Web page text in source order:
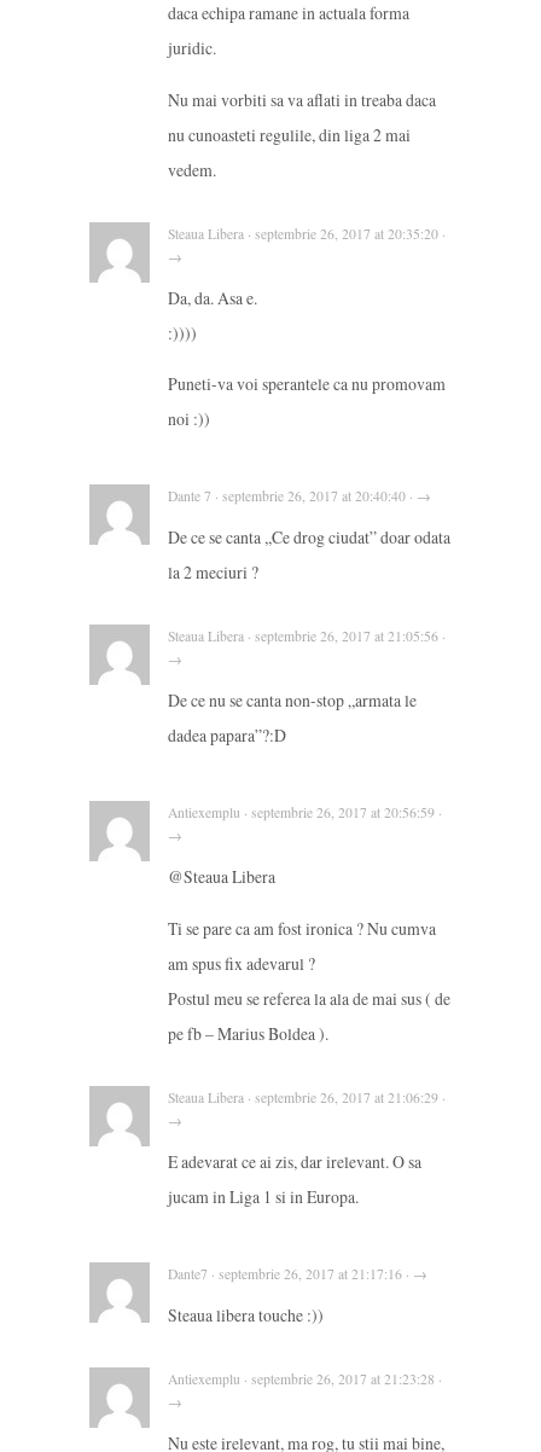
daca echipa ramane in actuala forma
juridic.
Nu mai vorbiti sa va aflati in treaba daca
nu cunoasteti regulile, din liga 2 mai
vedem.
Steaua Libera · septembrie 26, 2017 at 20:35:20 ·
→
Da, da. Asa e.
:))))
Puneti-va voi sperantele ca nu promovam
noi :))
Dante 7 · septembrie 26, 2017 at 20:40:40 · →
De ce se canta ,,Ce drog ciudat” doar odata
la 2 meciuri ?
Steaua Libera · septembrie 26, 2017 at 21:05:56 ·
→
De ce nu se canta non-stop „armata le
dadea papara”?:D
Antiexemplu · septembrie 26, 2017 at 20:56:59 ·
→
@Steaua Libera
Ti se pare ca am fost ironica ? Nu cumva
am spus fix adevarul ?
Postul meu se referea la ala de mai sus ( de
pe fb – Marius Boldea ).
Steaua Libera · septembrie 26, 2017 at 21:06:29 ·
→
E adevarat ce ai zis, dar irelevant. O sa
jucam in Liga 1 si in Europa.
Dante7 · septembrie 26, 2017 at 21:17:16 · →
Steaua libera touche :))
Antiexemplu · septembrie 26, 2017 at 21:23:28 ·
→
Nu este irelevant, ma rog, tu stii mai bine,